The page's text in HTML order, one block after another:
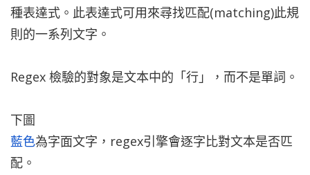
種表達式。此表達式可用來尋找匹配(matching)此規
則的一系列文字。
Regex 檢驗的對象是文本中的「行」，而不是單詞。
下圖
藍色為字面文字，regex引擎會逐字比對文本是否匹
配。